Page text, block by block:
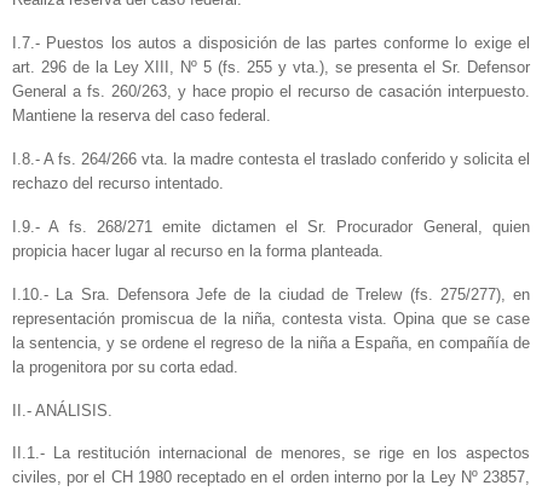
I.7.- Puestos los autos a disposición de las partes conforme lo exige el
art. 296 de la Ley XIII, Nº 5 (fs. 255 y vta.), se presenta el Sr. Defensor
General a fs. 260/263, y hace propio el recurso de casación interpuesto.
Mantiene la reserva del caso federal.
I.8.- A fs. 264/266 vta. la madre contesta el traslado conferido y solicita el
rechazo del recurso intentado.
I.9.- A fs. 268/271 emite dictamen el Sr. Procurador General, quien
propicia hacer lugar al recurso en la forma planteada.
I.10.- La Sra. Defensora Jefe de la ciudad de Trelew (fs. 275/277), en
representación promiscua de la niña, contesta vista. Opina que se case
la sentencia, y se ordene el regreso de la niña a España, en compañía de
la progenitora por su corta edad.
II.- ANÁLISIS.
II.1.- La restitución internacional de menores, se rige en los aspectos
civiles, por el CH 1980 receptado en el orden interno por la Ley Nº 23857,